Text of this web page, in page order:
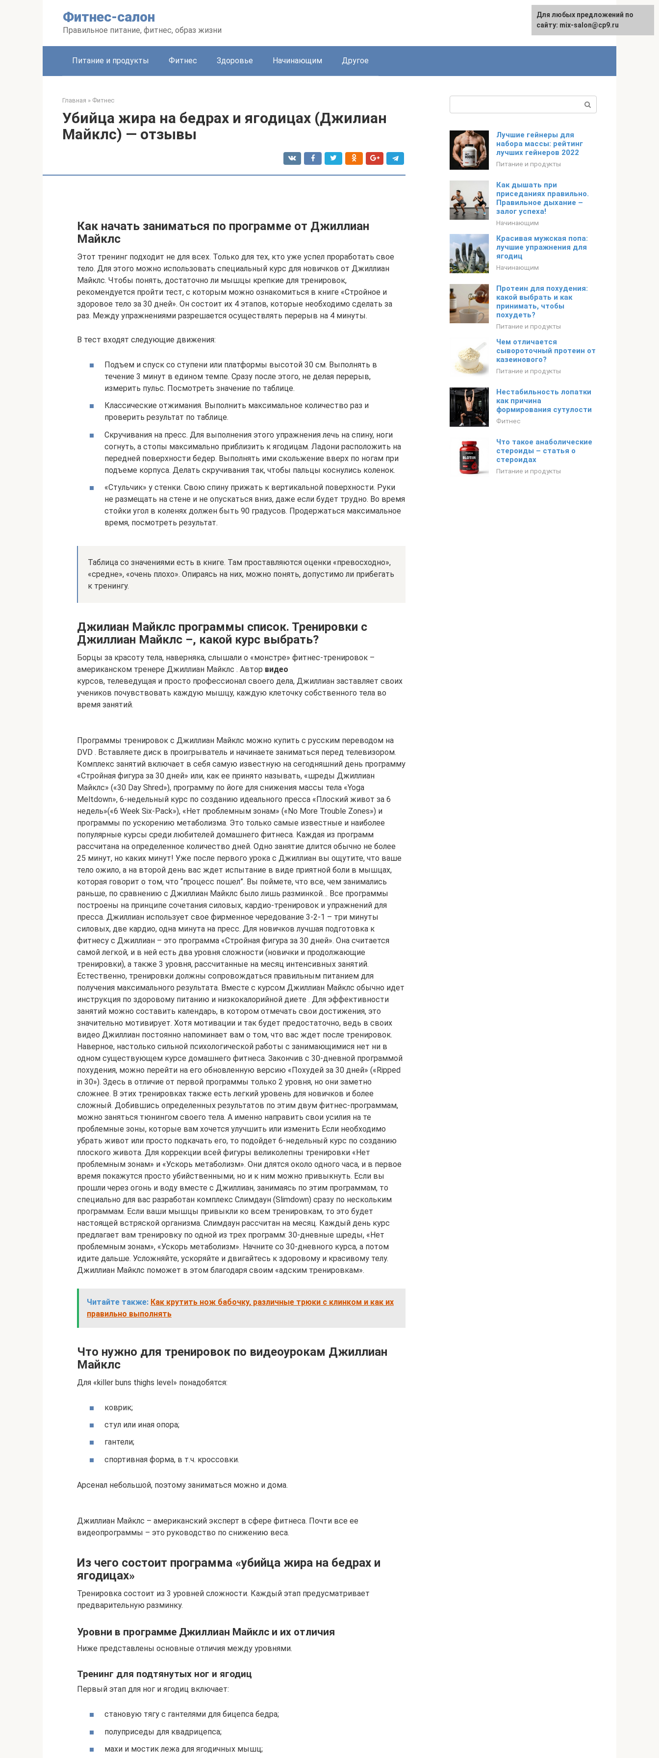
Фитнес-салон
Правильное питание, фитнес, образ жизни
Питание и продукты Фитнес Здоровье Начинающим Другое
Главная » Фитнес
Убийца жира на бедрах и ягодицах (Джилиан
Майклс) — отзывы
Как начать заниматься по программе от Джиллиан
Майклс
Этот тренинг подходит не для всех. Только для тех, кто уже успел проработать свое
тело. Для этого можно использовать специальный курс для новичков от Джиллиан
Майклс. Чтобы понять, достаточно ли мышцы крепкие для тренировок,
рекомендуется пройти тест, с которым можно ознакомиться в книге «Стройное и
здоровое тело за 30 дней». Он состоит их 4 этапов, которые необходимо сделать за
раз. Между упражнениями разрешается осуществлять перерыв на 4 минуты.
В тест входят следующие движения:
Подъем и спуск со ступени или платформы высотой 30 см. Выполнять в
течение 3 минут в едином темпе. Сразу после этого, не делая перерыв,
измерить пульс. Посмотреть значение по таблице.
Классические отжимания. Выполнить максимальное количество раз и
проверить результат по таблице.
Скручивания на пресс. Для выполнения этого упражнения лечь на спину, ноги
согнуть, а стопы максимально приблизить к ягодицам. Ладони расположить на
передней поверхности бедер. Выполнять ими скольжение вверх по ногам при
подъеме корпуса. Делать скручивания так, чтобы пальцы коснулись коленок.
«Стульчик» у стенки. Свою спину прижать к вертикальной поверхности. Руки
не размещать на стене и не опускаться вниз, даже если будет трудно. Во время
стойки угол в коленях должен быть 90 градусов. Продержаться максимальное
время, посмотреть результат.
Таблица со значениями есть в книге. Там проставляются оценки «превосходно»,
«средне», «очень плохо». Опираясь на них, можно понять, допустимо ли прибегать
к тренингу.
Джилиан Майклс программы список. Тренировки с
Джиллиан Майклс –, какой курс выбрать?
Борцы за красоту тела, наверняка, слышали о «монстре» фитнес-тренировок –
американском тренере Джиллиан Майклс . Автор видео
курсов, телеведущая и просто профессионал своего дела, Джиллиан заставляет своих
учеников почувствовать каждую мышцу, каждую клеточку собственного тела во
время занятий.
Программы тренировок с Джиллиан Майклс можно купить с русским переводом на
DVD . Вставляете диск в проигрыватель и начинаете заниматься перед телевизором.
Комплекс занятий включает в себя самую известную на сегодняшний день программу
«Стройная фигура за 30 дней» или, как ее принято называть, «шреды Джиллиан
Майклс» («30 Day Shred»), программу по йоге для снижения массы тела «Yoga
Meltdown», 6-недельный курс по созданию идеального пресса «Плоский живот за 6
недель»(«6 Week Six-Pack»), «Нет проблемным зонам» («No More Trouble Zones») и
программы по ускорению метаболизма. Это только самые известные и наиболее
популярные курсы среди любителей домашнего фитнеса. Каждая из программ
рассчитана на определенное количество дней. Одно занятие длится обычно не более
25 минут, но каких минут! Уже после первого урока с Джиллиан вы ощутите, что ваше
тело ожило, а на второй день вас ждет испытание в виде приятной боли в мышцах,
которая говорит о том, что “процесс пошел”. Вы поймете, что все, чем занимались
раньше, по сравнению с Джиллиан Майклс было лишь разминкой… Все программы
построены на принципе сочетания силовых, кардио-тренировок и упражнений для
пресса. Джиллиан использует свое фирменное чередование 3-2-1 – три минуты
силовых, две кардио, одна минута на пресс. Для новичков лучшая подготовка к
фитнесу с Джиллиан – это программа «Стройная фигура за 30 дней». Она считается
самой легкой, и в ней есть два уровня сложности (новички и продолжающие
тренировки), а также 3 уровня, рассчитанные на месяц интенсивных занятий.
Естественно, тренировки должны сопровождаться правильным питанием для
получения максимального результата. Вместе с курсом Джиллиан Майклс обычно идет
инструкция по здоровому питанию и низкокалорийной диете . Для эффективности
занятий можно составить календарь, в котором отмечать свои достижения, это
значительно мотивирует. Хотя мотивации и так будет предостаточно, ведь в своих
видео Джиллиан постоянно напоминает вам о том, что вас ждет после тренировок.
Наверное, настолько сильной психологической работы с занимающимися нет ни в
одном существующем курсе домашнего фитнеса. Закончив с 30-дневной программой
похудения, можно перейти на его обновленную версию «Похудей за 30 дней» («Ripped
in 30»). Здесь в отличие от первой программы только 2 уровня, но они заметно
сложнее. В этих тренировках также есть легкий уровень для новичков и более
сложный. Добившись определенных результатов по этим двум фитнес-программам,
можно заняться тюнингом своего тела. А именно направить свои усилия на те
проблемные зоны, которые вам хочется улучшить или изменить Если необходимо
убрать живот или просто подкачать его, то подойдет 6-недельный курс по созданию
плоского живота. Для коррекции всей фигуры великолепны тренировки «Нет
проблемным зонам» и «Ускорь метаболизм». Они длятся около одного часа, и в первое
время покажутся просто убийственными, но и к ним можно привыкнуть. Если вы
прошли через огонь и воду вместе с Джиллиан, занимаясь по этим программам, то
специально для вас разработан комплекс Слимдаун (Slimdown) сразу по нескольким
программам. Если ваши мышцы привыкли ко всем тренировкам, то это будет
настоящей встряской организма. Слимдаун рассчитан на месяц. Каждый день курс
предлагает вам тренировку по одной из трех программ: 30-дневные шреды, «Нет
проблемным зонам», «Ускорь метаболизм». Начните со 30-дневного курса, а потом
идите дальше. Усложняйте, ускоряйте и двигайтесь к здоровому и красивому телу.
Джиллиан Майклс поможет в этом благодаря своим «адским тренировкам».
Читайте также: Как крутить нож бабочку, различные трюки с клинком и как их
правильно выполнять
Что нужно для тренировок по видеоурокам Джиллиан
Майклс
Для «killer buns thighs level» понадобятся:
коврик;
стул или иная опора;
гантели;
спортивная форма, в т.ч. кроссовки.
Арсенал небольшой, поэтому заниматься можно и дома.
Джиллиан Майклс – американский эксперт в сфере фитнеса. Почти все ее
видеопрограммы – это руководство по снижению веса.
Из чего состоит программа «убийца жира на бедрах и
ягодицах»
Тренировка состоит из 3 уровней сложности. Каждый этап предусматривает
предварительную разминку.
Уровни в программе Джиллиан Майклс и их отличия
Ниже представлены основные отличия между уровнями.
Тренинг для подтянутых ног и ягодиц
Первый этап для ног и ягодиц включает:
становую тягу с гантелями для бицепса бедра;
полуприседы для квадрицепса;
махи и мостик лежа для ягодичных мышц;
Лучшие гейнеры для
набора массы: рейтинг
лучших гейнеров 2022
Питание и продукты
Как дышать при
приседаниях правильно.
Правильное дыхание –
залог успеха!
Начинающим
Красивая мужская попа:
лучшие упражнения для
ягодиц
Начинающим
Протеин для похудения:
какой выбрать и как
принимать, чтобы
похудеть?
Питание и продукты
Чем отличается
сывороточный протеин от
казеинового?
Питание и продукты
Нестабильность лопатки
как причина
формирования сутулости
Фитнес
Что такое анаболические
стероиды – статья о
стероидах
Питание и продукты
Для любых предложений по
сайту: mix-salon@cp9.ru